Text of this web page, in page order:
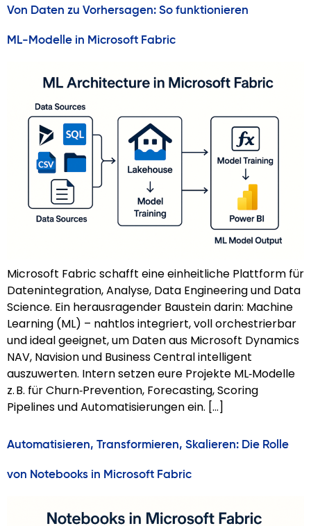
Von Daten zu Vorhersagen: So funktionieren
ML‑Modelle in Microsoft Fabric
Microsoft Fabric schafft eine einheitliche Plattform für
Datenintegration, Analyse, Data Engineering und Data
Science. Ein herausragender Baustein darin: Machine
Learning (ML) – nahtlos integriert, voll orchestrierbar
und ideal geeignet, um Daten aus Microsoft Dynamics
NAV, Navision und Business Central intelligent
auszuwerten. Intern setzen eure Projekte ML‑Modelle
z. B. für Churn‑Prevention, Forecasting, Scoring
Pipelines und Automatisierungen ein. […]
Automatisieren, Transformieren, Skalieren: Die Rolle
von Notebooks in Microsoft Fabric